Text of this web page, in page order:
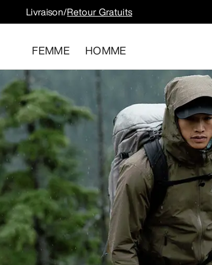
Livraison/Retour Gratuits
FEMME HOMME